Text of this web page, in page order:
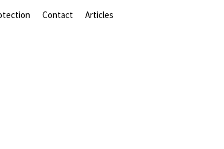
Contact Articles